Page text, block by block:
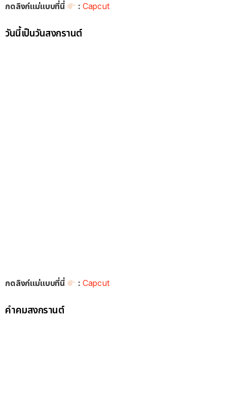
กดลิงก์แม่แบบที่นี่ : Capcut
วันนี้เป็นวันสงกรานต์
กดลิงก์แม่แบบที่นี่ : Capcut
คำคมสงกรานต์